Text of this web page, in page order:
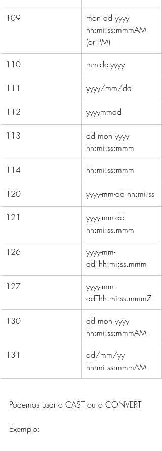
109
mon dd yyyy
hh:mi:ss:mmmAM
(or PM)
110
mm-dd-yyyy
111 yyyy/mm/dd
112 yyyymmdd
113
dd mon yyyy
hh:mi:ss:mmm
114
hh:mi:ss:mmm
120 yyyy-mm-dd hh:mi:ss
121
yyyy-mm-dd
hh:mi:ss.mmm
126
yyyy-mm-
ddThh:mi:ss.mmm
127
yyyy-mm-
ddThh:mi:ss.mmmZ
130
dd mon yyyy
hh:mi:ss:mmmAM
131
dd/mm/yy
hh:mi:ss:mmmAM
Podemos usar o CAST ou o CONVERT
Exemplo: